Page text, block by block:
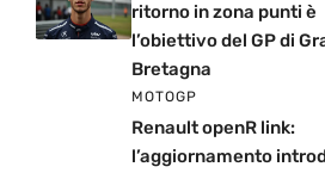
ritorno in zona punti è
l’obiettivo del GP di
Bretagna
MOTOGP
Renault openR link:
l’aggiornamento